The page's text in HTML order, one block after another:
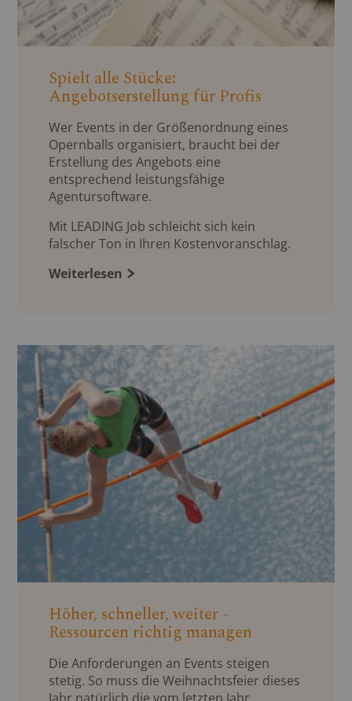
Spielt alle Stücke:
Angebotserstellung für Profis
Wer Events in der Größenordnung eines
Opernballs organisiert, braucht bei der
Erstellung des Angebots eine
entsprechend leistungsfähige
Agentursoftware.
Mit LEADING Job schleicht sich kein
falscher Ton in Ihren Kostenvoranschlag.
Weiterlesen
Höher, schneller, weiter -
Ressourcen richtig managen
Die Anforderungen an Events steigen
stetig. So muss die Weihnachtsfeier dieses